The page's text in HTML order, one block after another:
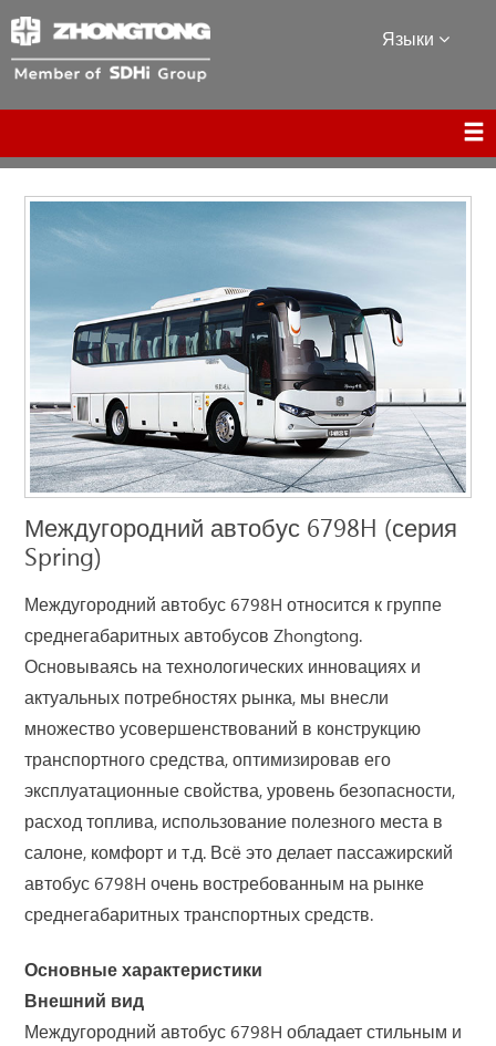
Языки
Междугородний автобус 6798H (серия
Spring)
Междугородний автобус 6798H относится к группе
среднегабаритных автобусов Zhongtong.
Основываясь на технологических инновациях и
актуальных потребностях рынка, мы внесли
множество усовершенствований в конструкцию
транспортного средства, оптимизировав его
эксплуатационные свойства, уровень безопасности,
расход топлива, использование полезного места в
салоне, комфорт и т.д. Всё это делает пассажирский
автобус 6798H очень востребованным на рынке
среднегабаритных транспортных средств.
Основные характеристики
Внешний вид
Междугородний автобус 6798H обладает стильным и